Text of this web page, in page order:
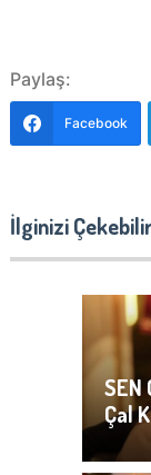
Paylaş:
Facebook
İlginizi
SEN
Çal